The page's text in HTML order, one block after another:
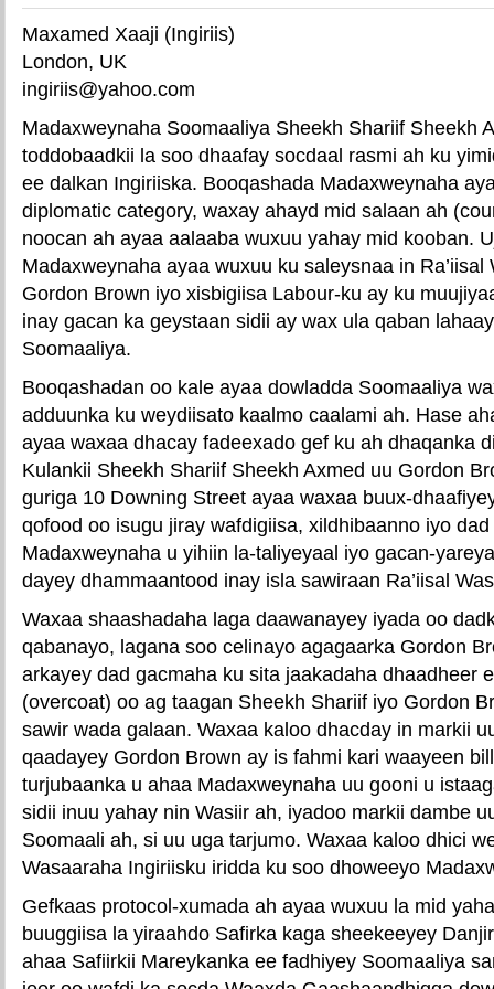
Maxamed Xaaji (Ingiriis)
London, UK
ingiriis@yahoo.com
Madaxweynaha Soomaaliya Sheekh Shariif Sheekh
toddobaadkii la soo dhaafay socdaal rasmi ah ku
ee dalkan Ingiriiska. Booqashada Madaxweynaha
diplomatic category, waxay ahayd mid salaan ah
noocan ah ayaa aalaaba wuxuu yahay mid kooban.
Madaxweynaha ayaa wuxuu ku saleysnaa in Ra’iisal
Gordon Brown iyo xisbigiisa Labour-ku ay ku
inay gacan ka geystaan sidii ay wax ula qaban
Soomaaliya.
Booqashadan oo kale ayaa dowladda Soomaaliya
adduunka ku weydiisato kaalmo caalami ah. Hase
ayaa waxaa dhacay fadeexado gef ku ah dhaqanka
Kulankii Sheekh Shariif Sheekh Axmed uu Gordon
guriga 10 Downing Street ayaa waxaa buux-
qofood oo isugu jiray wafdigiisa, xildhibaanno iyo
Madaxweynaha u yihiin la-taliyeyaal iyo gacan-
dayey dhammaantood inay isla sawiraan Ra’iisal
Waxaa shaashadaha laga daawanayey iyada oo
qabanayo, lagana soo celinayo agagaarka Gordon
arkayey dad gacmaha ku sita jaakadaha dhaadheer
(overcoat) oo ag taagan Sheekh Shariif iyo Gordon
sawir wada galaan. Waxaa kaloo dhacday in markii
qaadayey Gordon Brown ay is fahmi kari waayeen
turjubaanka u ahaa Madaxweynaha uu gooni u
sidii inuu yahay nin Wasiir ah, iyadoo markii dambe
Soomaali ah, si uu uga tarjumo. Waxaa kaloo dhici
Wasaaraha Ingiriisku iridda ku soo dhoweeyo
Gefkaas protocol-xumada ah ayaa wuxuu la mid
buuggiisa la yiraahdo Safirka kaga sheekeeyey
ahaa Safiirkii Mareykanka ee fadhiyey Soomaaliya